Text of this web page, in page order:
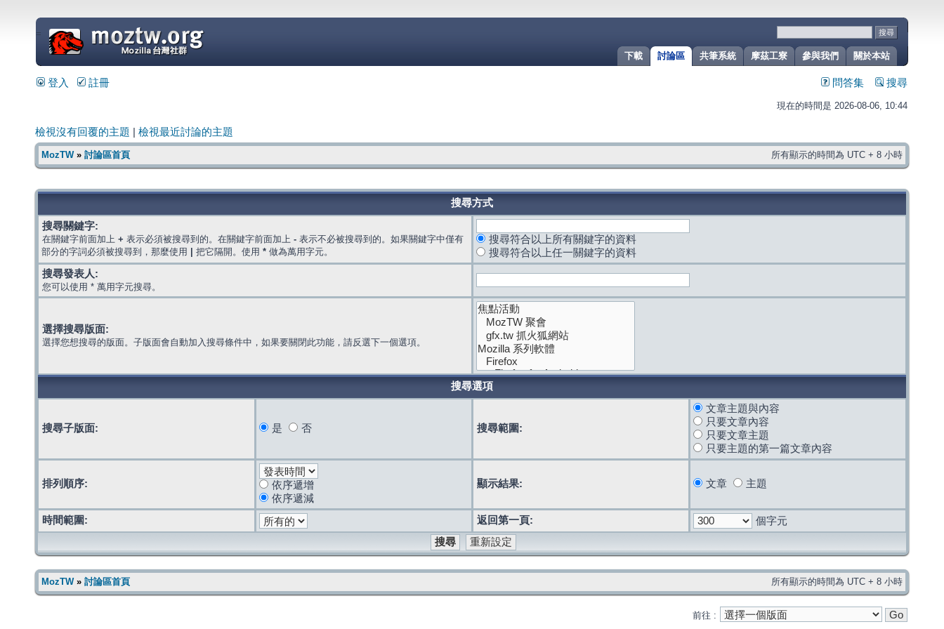
關於本站
參與我們
摩茲工寮
共筆系統
討論區
下載
=
登入 註冊 問答集 搜尋
現在的時間是 2026-08-06, 10:44
檢視沒有回覆的主題 檢視最近討論的主題
MozTW» 討論區首頁 所有顯示的時間為 UTC + 8 小時
搜尋方式
搜尋關鍵字:
在關鍵字前面加上 + 表示必須被搜尋到的。在關鍵字前面加上 - 表示不必被搜尋到的。如果關鍵字中僅有
部分的字詞必須被搜尋到，那麼使用
把它隔開。使用 * 做為萬用字元。
搜尋符合以上所有關鍵字的資料
搜尋符合以上任一關鍵字的資料
搜尋發表人:
您可以使用 * 萬用字元搜尋。
選擇搜尋版面:
選擇您想搜尋的版面。子版面會自動加入搜尋條件中，如果要關閉此功能，請反選下一個選項。
搜尋選項
搜尋子版面: 是 否 搜尋範圍:
文章主題與內容
只要文章內容
只要文章主題
只要主題的第一篇文章內容
排列順序:
依序遞增
依序遞減
顯示結果: 文章 主題
時間範圍: 返回第一頁: 個字元
MozTW» 討論區首頁 所有顯示的時間為 UTC + 8 小時
前往 :